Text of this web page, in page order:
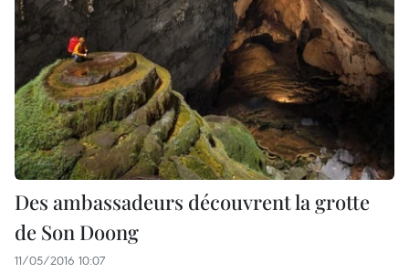
Des ambassadeurs découvrent la grotte
de Son Doong
11/05/2016 10:07